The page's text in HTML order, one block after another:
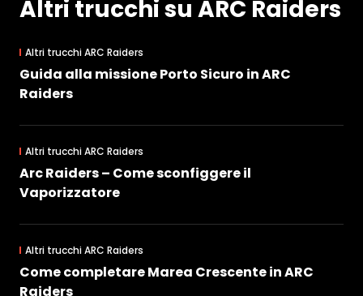
Altri trucchi su ARC Raiders
Altri trucchi ARC Raiders
Guida alla missione Porto Sicuro in ARC
Raiders
Altri trucchi ARC Raiders
Arc Raiders – Come sconfiggere il
Vaporizzatore
Altri trucchi ARC Raiders
Come completare Marea Crescente in ARC
Raiders